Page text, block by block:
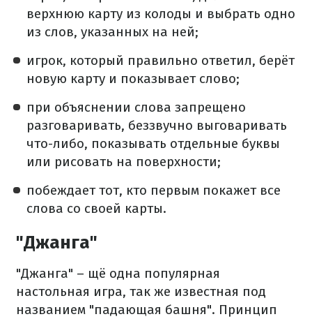
верхнюю карту из колоды и выбрать одно
из слов, указанных на ней;
игрок, который правильно ответил, берёт
новую карту и показывает слово;
при объяснении слова запрещено
разговаривать, беззвучно выговаривать
что-либо, показывать отдельные буквы
или рисовать на поверхности;
побеждает тот, кто первым покажет все
слова со своей карты.
"Джанга"
"Джанга" – щё одна популярная
настольная игра, так же известная под
названием "падающая башня". Принцип